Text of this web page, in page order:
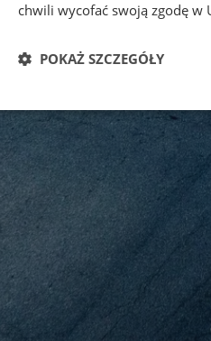
chwili wycofać swoją zgodę w
POKAŻ SZCZEGÓŁY
Niezbędne
Niezbędne
Niezbędne pliki cookie umożliwiają
zarządzanie kontem. Bez